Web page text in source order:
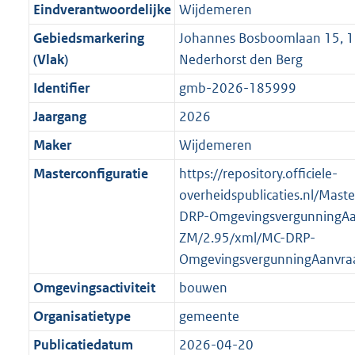
f
o
m
a
a
t
b
n
f
r
m
a
a
t
b
i
n
o
r
m
a
a
t
b
e
i
f
o
r
m
a
a
5
o
o
t
t
e
:
3
K
b
r
o
o
t
t
e
:
2
K
b
Eindverantwoordelijke Wijdemeren
Gebiedsmarkering
(Vlak)
Johannes Bosboomlaan 15,
Nederhorst den Berg
Identifier
gmb-2026-185999
Jaargang
2026
Maker
Wijdemeren
Masterconfiguratie
https://repository.officiele-
overheidspublicaties.nl/
DRP-
ZM/2.95/xml/MC-DRP-
Omgevingsactiviteit
bouwen
Organisatietype
gemeente
Publicatiedatum
2026-04-20